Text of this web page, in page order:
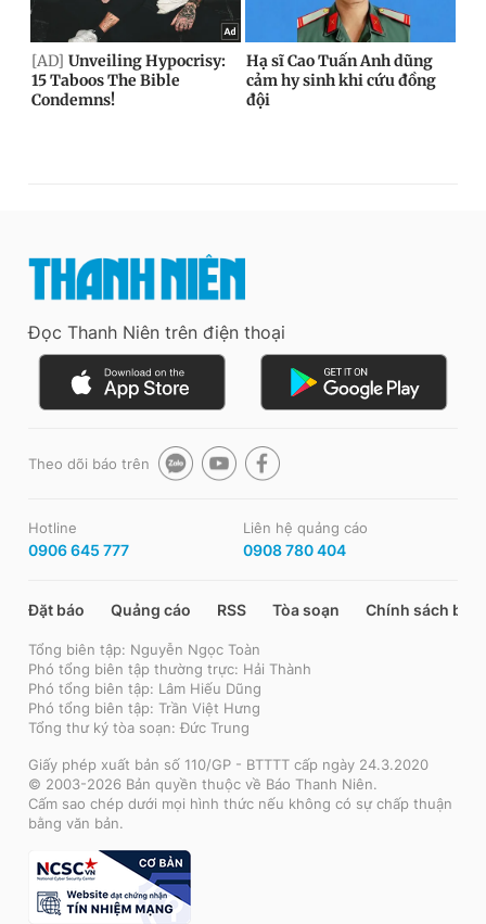
Đọc Thanh Niên trên điện thoại
Theo dõi báo trên
Hotline
0906 645 777
Liên hệ quảng cáo
0908 780 404
Đặt báo Quảng cáo RSS Tòa soạn Chính sách bảo
Tổng biên tập: Nguyễn Ngọc Toàn
Phó tổng biên tập thường trực: Hải Thành
Phó tổng biên tập: Lâm Hiếu Dũng
Phó tổng biên tập: Trần Việt Hưng
Tổng thư ký tòa soạn: Đức Trung
Giấy phép xuất bản số 110/GP - BTTTT cấp ngày 24.3.2020
© 2003-2026 Bản quyền thuộc về Báo Thanh Niên.
Cấm sao chép dưới mọi hình thức nếu không có sự chấp thuận
bằng văn bản.